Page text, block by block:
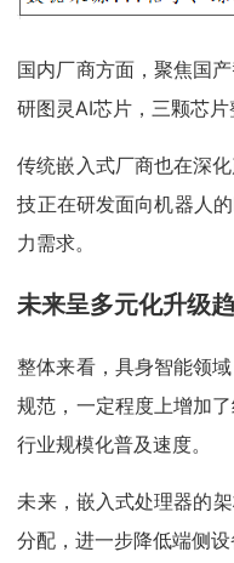
国内厂商方面，聚焦国
研图灵AI芯片，三颗芯
传统嵌入式厂商也在深
技正在研发面向机器人
力需求。
未来呈多元化升级
整体来看，具身智能领
规范，一定程度上增加
行业规模化普及速度。
未来，嵌入式处理器的
分配，进一步降低端侧设